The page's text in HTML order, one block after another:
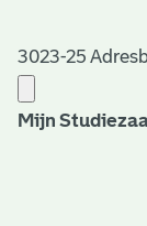
3023-25
Mijn